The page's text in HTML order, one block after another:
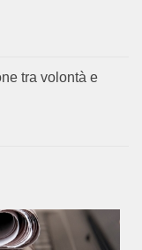
tra volontà e